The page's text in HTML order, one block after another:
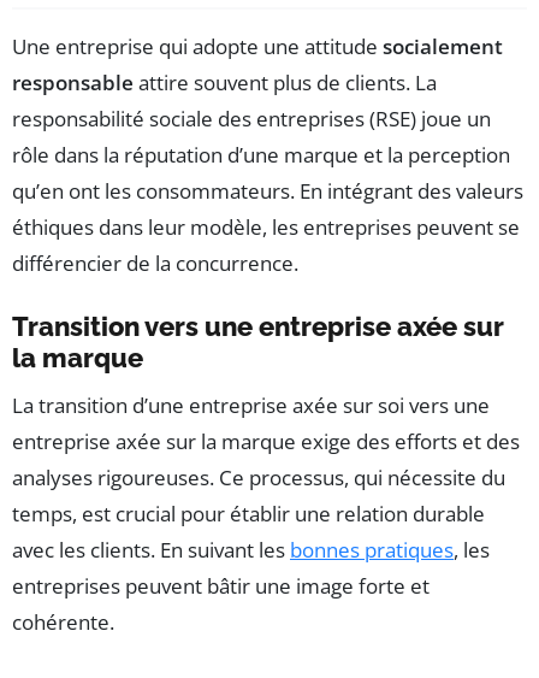
Une entreprise qui adopte une attitude socialement
responsable attire souvent plus de clients. La
responsabilité sociale des entreprises (RSE) joue un
rôle dans la réputation d’une marque et la perception
qu’en ont les consommateurs. En intégrant des valeurs
éthiques dans leur modèle, les entreprises peuvent se
différencier de la concurrence.
Transition vers une entreprise axée sur
la marque
La transition d’une entreprise axée sur soi vers une
entreprise axée sur la marque exige des efforts et des
analyses rigoureuses. Ce processus, qui nécessite du
temps, est crucial pour établir une relation durable
avec les clients. En suivant les bonnes pratiques, les
entreprises peuvent bâtir une image forte et
cohérente.